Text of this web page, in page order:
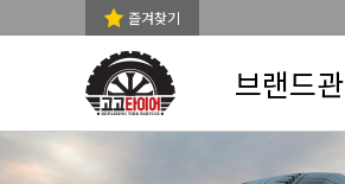
즐겨찾기
브랜드관